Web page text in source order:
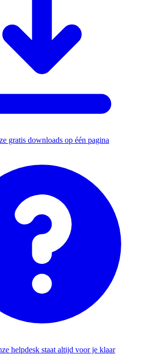
gratis downloads op één pagina
helpdesk staat altijd voor je klaar